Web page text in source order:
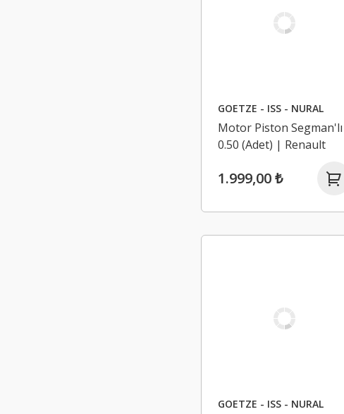
GOETZE - ISS - NURAL
Motor Piston Segman'lı
0.50 (Adet) | Renault
2 1.6 16V H4M
1.999,00 ₺
GOETZE - ISS - NURAL